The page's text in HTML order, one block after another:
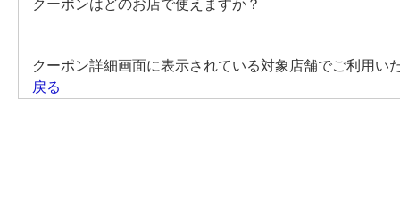
クーポン詳細画面に表示されている対象店舗でご利用い
戻る